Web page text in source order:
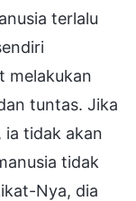
terlalu
melakukan
tuntas. Jika
ia tidak akan
tidak
Nya, dia